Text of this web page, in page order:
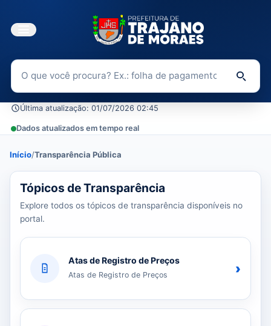
Buscar no Portal da Transparência
Última atualização: 01/07/2026 02:45
Dados atualizados em tempo real
Início/Transparência Pública
39 tópicos carregados do banco de dados.
Tópicos de Transparência
Explore todos os tópicos de transparência disponíveis no
portal.
Atas de Registro de Preços
Atas de Registro de Preços ›